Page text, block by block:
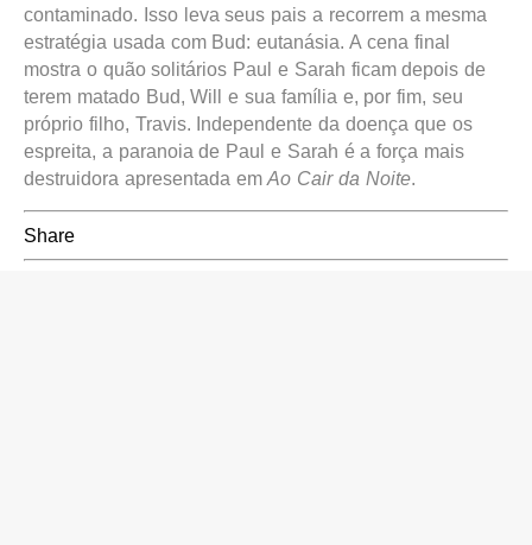
contaminado. Isso leva seus pais a recorrem a mesma
estratégia usada com Bud: eutanásia. A cena final
mostra o quão solitários Paul e Sarah ficam depois de
terem matado Bud, Will e sua família e, por fim, seu
próprio filho, Travis. Independente da doença que os
espreita, a paranoia de Paul e Sarah é a força mais
destruidora apresentada emAo Cair da Noite.
Share